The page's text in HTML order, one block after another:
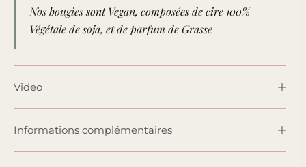
Nos bougies sont Vegan, composées de cire 100%
Végétale de soja, et de parfum de Grasse
Video
Informations complémentaires